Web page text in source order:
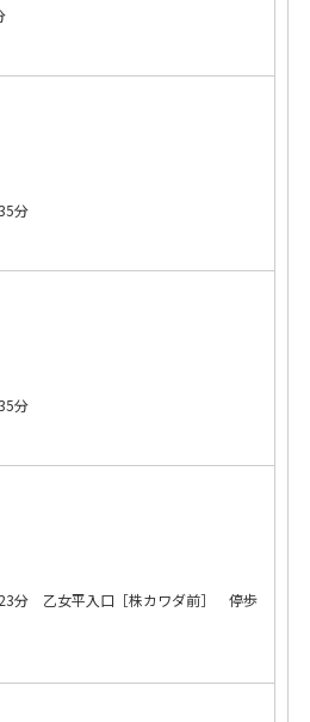
分
分
分 乙女平入口［株カワダ前］ 停歩